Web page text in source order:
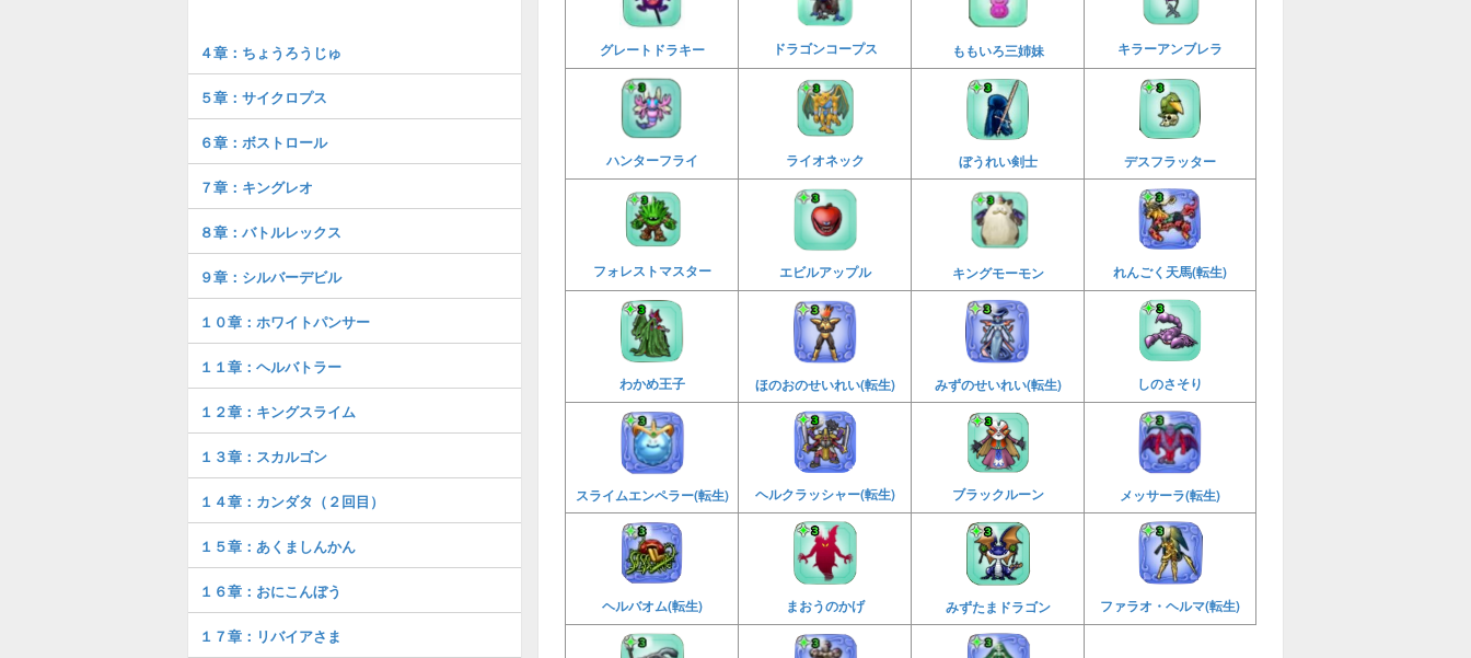
グレートドラキー ドラゴンコープス ももいろ三姉妹 キラーアンブレラ
ハンターフライ ライオネック ぼうれい剣士 デスフラッター
フォレストマスター エビルアップル キングモーモン れんごく天馬(転生)
わかめ王子 ほのおのせいれい(転生) みずのせいれい(転生) しのさそり
スライムエンペラー(転生) ヘルクラッシャー(転生) ブラックルーン メッサーラ(転生)
ヘルバオム(転生) まおうのかげ みずたまドラゴン ファラオ・ヘルマ(転生)
４章：ちょうろうじゅ
５章：サイクロプス
６章：ボストロール
７章：キングレオ
８章：バトルレックス
９章：シルバーデビル
１０章：ホワイトパンサー
１１章：ヘルバトラー
１２章：キングスライム
１３章：スカルゴン
１４章：カンダタ（２回目）
１５章：あくましんかん
１６章：おにこんぼう
１７章：リバイアさま